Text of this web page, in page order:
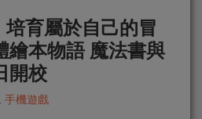
培育屬於自己的冒
繪本物語 魔法書與
開校
手機遊戲